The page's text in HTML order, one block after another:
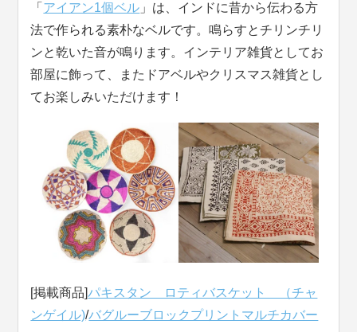
「 アイアン1個ベル 」は、インドに昔から伝わる方
法で作られる素朴なベルです。鳴らすとチリンチリ
ンと乾いた音が鳴ります。インテリア雑貨としてお
部屋に飾って、またドアベルやクリスマス雑貨とし
てお楽しみいただけます！
[掲載商品]パキスタン ロティバスケット （チャ
ンゲイル)/バグルーブロックプリントマルチカバー